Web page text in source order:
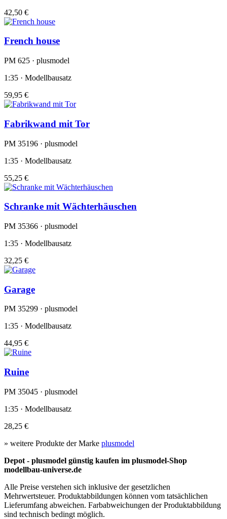
42,50 €
French house
PM 625 · plusmodel
1:35 · Modellbausatz
59,95 €
Fabrikwand mit Tor
PM 35196 · plusmodel
1:35 · Modellbausatz
55,25 €
Schranke mit Wächterhäuschen
PM 35366 · plusmodel
1:35 · Modellbausatz
32,25 €
Garage
PM 35299 · plusmodel
1:35 · Modellbausatz
44,95 €
Ruine
PM 35045 · plusmodel
1:35 · Modellbausatz
28,25 €
» weitere Produkte der Marke plusmodel
Depot - plusmodel günstig kaufen im plusmodel-Shop
modellbau-universe.de
Alle Preise verstehen sich inklusive der gesetzlichen
Mehrwertsteuer. Produktabbildungen können vom tatsächlichen
Lieferumfang abweichen. Farbabweichungen der Produktabbildung
sind technisch bedingt möglich.